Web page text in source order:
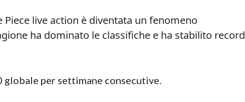
Piece live action è diventata un fenomeno
ha dominato le classifiche e ha stabilito record
globale per settimane consecutive.